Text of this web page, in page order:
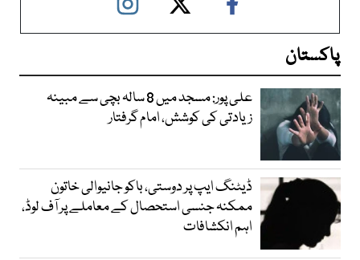
پاکستان
علی پور: مسجد میں 8 سالہ بچی سے مبینہ
زیادتی کی کوشش، امام گرفتار
ڈیٹنگ ایپ پر دوستی، باکو جانیوالی خاتون
ممکنہ جنسی استحصال کے معاملے پر آف لوڈ،
اہم انکشافات